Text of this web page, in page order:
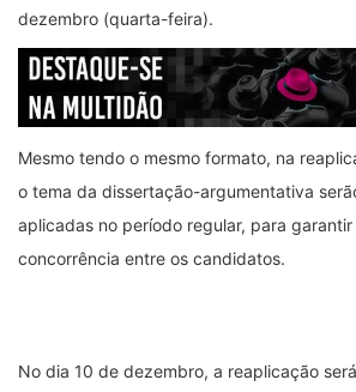
dezembro (quarta-feira).
Mesmo tendo o mesmo formato, na
o tema da dissertação-argumentativa
aplicadas no período regular, para
concorrência entre os candidatos.
No dia 10 de dezembro, a reaplicação